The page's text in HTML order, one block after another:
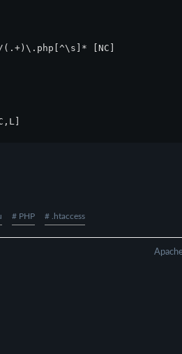
(.+)\.php[^\s]* [NC]
# PHP # .htaccess